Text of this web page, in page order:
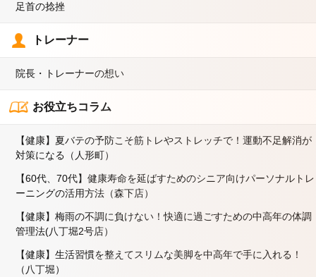
足首の捻挫
トレーナー
院長・トレーナーの想い
お役立ちコラム
【健康】夏バテの予防こそ筋トレやストレッチで！運動不足解消が
対策になる（人形町）
【60代、70代】健康寿命を延ばすためのシニア向けパーソナルトレ
ーニングの活用方法（森下店）
【健康】梅雨の不調に負けない！快適に過ごすための中高年の体調
管理法(八丁堀2号店）
【健康】生活習慣を整えてスリムな美脚を中高年で手に入れる！
（八丁堀）